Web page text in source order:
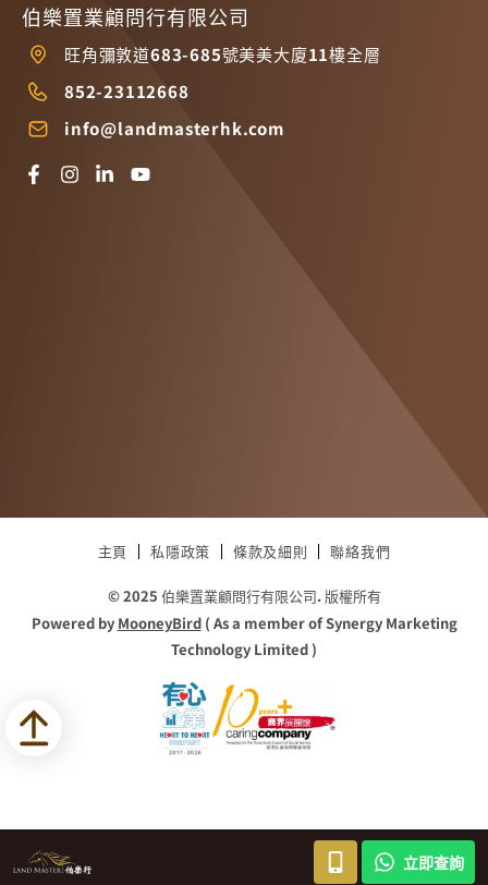
伯樂置業顧問行有限公司
旺角彌敦道683-685號美美大廈11樓全層
852-23112668
info@landmasterhk.com
主頁 私隱政策 條款及細則 聯絡我們
© 2025 伯樂置業顧問行有限公司. 版權所有
Powered by MooneyBird( As a member of Synergy Marketing
Technology Limited )
立即查詢